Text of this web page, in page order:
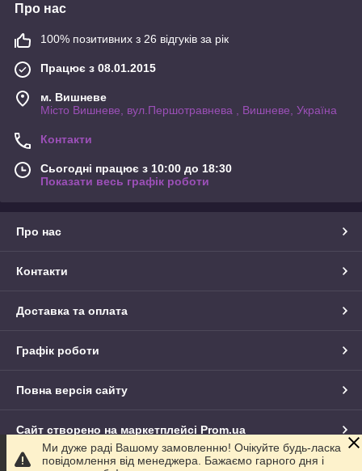
Про нас
100% позитивних з 26 відгуків за рік
Працює з 08.01.2015
м. Вишневе
Місто Вишневе, вул.Першотравнева , Вишневе, Україна
Контакти
Сьогодні працює з 10:00 до 18:30
Показати весь графік роботи
Про нас
Контакти
Доставка та оплата
Графік роботи
Повна версія сайту
Сайт створено на маркетплейсі Prom.ua
Ми дуже раді Вашому замовленню! Очікуйте будь-ласка
повідомлення від менеджера. Бажаємо гарного дня і